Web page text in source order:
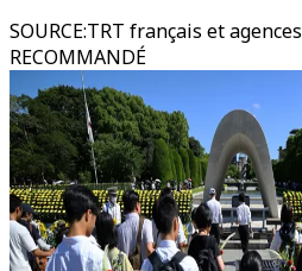
SOURCE:TRT français et agences
RECOMMANDÉ